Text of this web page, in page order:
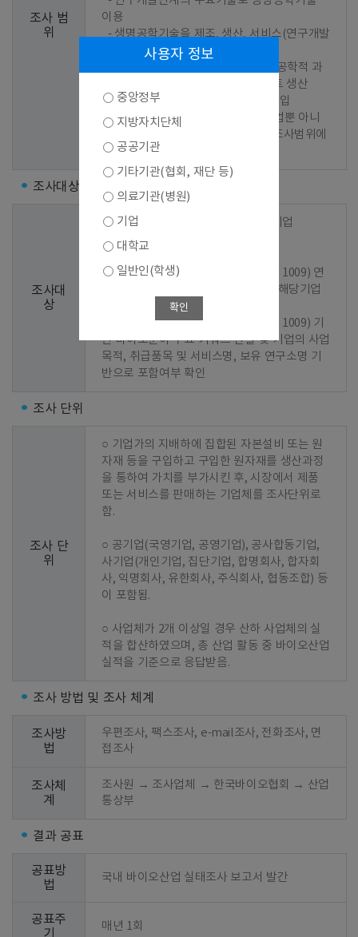
조사 범
위
이용
  - 생명공학기술을 제조, 생산, 서비스(연구개발
서비스 포함)과정에 이용
정에 이용되는 기계, 장비 또는 플랜트 생산
  - 위의 제품을 해당국가에서 직접 수입
※ 위의 활동으로 매출이 발생한 기업뿐 아니
라 연구개발을 추진 중인 기업 역시 조사범위에
포함
조사대상
조사대
상
○ 1차 선정 : 2023년 기준 조사결과 기업
○ 2차 선정 : 신규기업 발굴
  - 1단계 : 바이오산업 분류코드(KS J 1009) 연
계 한국표준산업분류(KSIC) 지정 및 해당기업
반 바이오분야 주요 키워드 선별 및 기업의 사업
목적, 취급품목 및 서비스명, 보유 연구소명 기
반으로 포함여부 확인
조사 단위
조사 단
위
○ 기업가의 지배하에 집합된 자본설비 또는 원
자재 등을 구입하고 구입한 원자재를 생산과정
을 통하여 가치를 부가시킨 후, 시장에서 제품
또는 서비스를 판매하는 기업체를 조사단위로
함.
○ 공기업(국영기업, 공영기업), 공사합동기업,
사기업(개인기업, 집단기업, 합명회사, 합자회
사, 익명회사, 유한회사, 주식회사, 협동조합) 등
이 포함됨.
○ 사업체가 2개 이상일 경우 산하 사업체의 실
적을 합산하였으며, 총 산업 활동 중 바이오산업
실적을 기준으로 응답받음.
조사 방법 및 조사 체계
조사방
법
우편조사, 팩스조사, e-mail조사, 전화조사, 면
접조사
조사체
계
조사원 → 조사업체 → 한국바이오협회 → 산업
통상부
결과 공표
공표방
법
국내 바이오산업 실태조사 보고서 발간
공표주
기
매년 1회
사용자 정보
중앙정부
지방자치단체
공공기관
기타기관(협회, 재단 등)
의료기관(병원)
기업
대학교
일반인(학생)
확인